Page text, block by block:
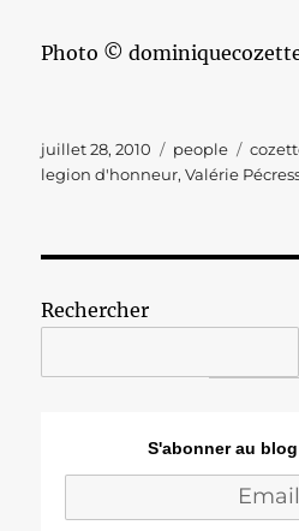
Photo ©
Publié
le
juillet 28, 2010 Catégories
people
legion d'honneur,Valérie
Rechercher
S'abonner au